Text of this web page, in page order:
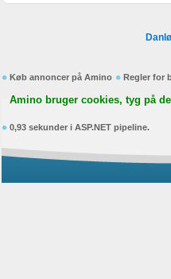
Køb annoncer på Amino Regler for
Amino bruger cookies, tyg på
0,93 sekunder i ASP.NET pipeline.